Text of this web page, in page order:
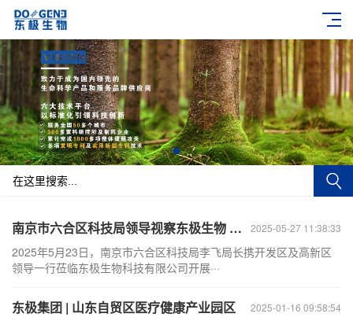
2025-05-27 11:38:33
南京市六合区科技局领导视察东极生物 共绘创新发展蓝图
2025年5月23日，南京市六合区科技局李飞局长携开发区及高新区
领导一行莅临东极生物科技有限公司开展···
2025-01-16 09:58:54
东极集团 | 山东自贸区医疗健康产业园区